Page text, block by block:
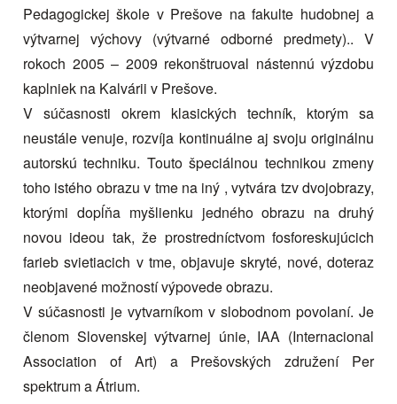
Pedagogickej škole v Prešove na fakulte hudobnej a
výtvarnej výchovy (výtvarné odborné predmety).. V
rokoch 2005 – 2009 rekonštruoval nástennú výzdobu
kaplniek na Kalvárii v Prešove.
V súčasnosti okrem klasických techník, ktorým sa
neustále venuje, rozvíja kontinuálne aj svoju originálnu
autorskú techniku. Touto špeciálnou technikou zmeny
toho istého obrazu v tme na iný , vytvára tzv dvojobrazy,
ktorými dopĺňa myšlienku jedného obrazu na druhý
novou ideou tak, že prostredníctvom fosforeskujúcich
farieb svietiacich v tme, objavuje skryté, nové, doteraz
neobjavené možností výpovede obrazu.
V súčasnosti je vytvarníkom v slobodnom povolaní. Je
členom Slovenskej výtvarnej únie, IAA (Internacional
Association of Art) a Prešovských združení Per
spektrum a Átrium.